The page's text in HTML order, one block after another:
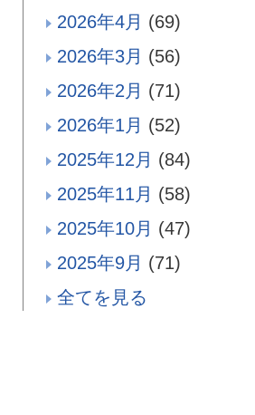
2026年4月 (69)
2026年3月 (56)
2026年2月 (71)
2026年1月 (52)
2025年12月 (84)
2025年11月 (58)
2025年10月 (47)
2025年9月 (71)
全てを見る